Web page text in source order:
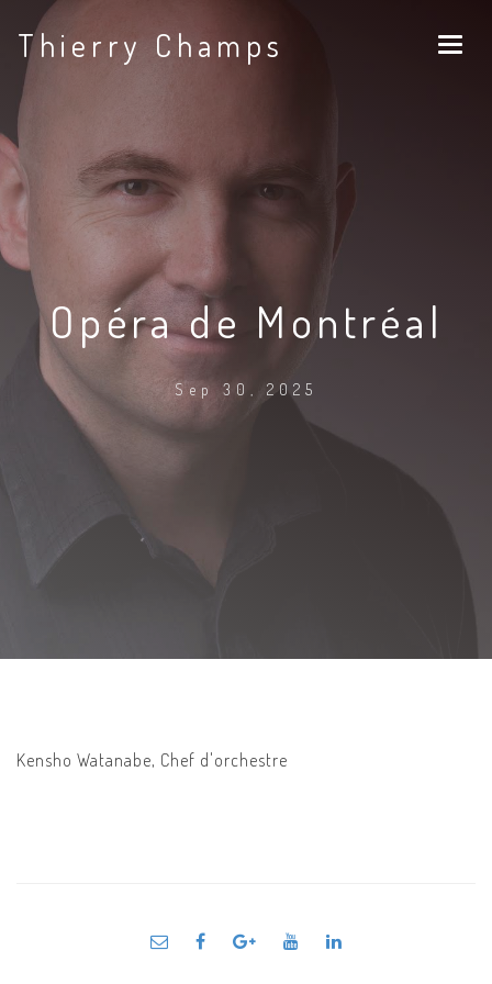
Thierry Champs
Opéra de Montréal
Sep 30, 2025
Kensho Watanabe, Chef d'orchestre